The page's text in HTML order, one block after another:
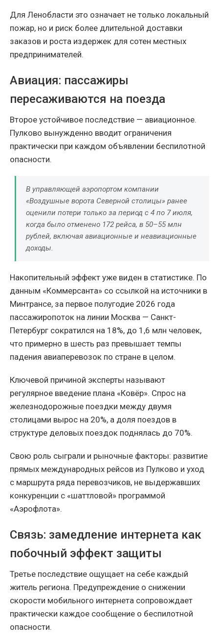
Для Ленобласти это означает не только локальный
пожар, но и риск более длительной доставки
заказов и роста издержек для сотен местных
предпринимателей.
Авиация: пассажиры
пересаживаются на поезда
Второе устойчивое последствие — авиационное.
Пулково вынужденно вводит ограничения
практически при каждом объявлении беспилотной
опасности.
В управляющей аэропортом компании
«Воздушные ворота Северной столицы» ранее
оценили потери только за период с 4 по 7 июля,
когда было отменено 172 рейса, в 50–55 млн
рублей, включая авиационные и неавиационные
доходы.
Накопительный эффект уже виден в статистике. По
данным «Коммерсанта» со ссылкой на источники в
Минтрансе, за первое полугодие 2026 года
пассажиропоток на линии Москва — Санкт-
Петербург сократился на 18%, до 1,6 млн человек,
что примерно в шесть раз превышает темпы
падения авиаперевозок по стране в целом.
Ключевой причиной эксперты называют
регулярное введение плана «Ковёр». Спрос на
железнодорожные поездки между двумя
столицами вырос на 20%, а доля поездов в
структуре деловых поездок поднялась до 70%.
Свою роль сыграли и рыночные факторы: развитие
прямых международных рейсов из Пулково и уход
с маршрута ряда перевозчиков, не выдержавших
конкуренции с «шаттловой» программой
«Аэрофлота».
Связь: замедление интернета как
побочный эффект защиты
Третье последствие ощущает на себе каждый
житель региона. Предупреждение о снижении
скорости мобильного интернета сопровождает
практически каждое сообщение о беспилотной
опасности.